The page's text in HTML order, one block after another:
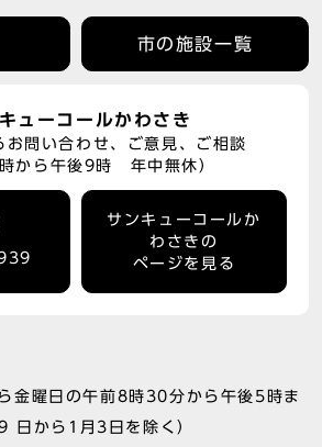
市の施設一覧
ューコールかわさき
お問い合わせ、ご意見、ご相談
時から午後9時 年中無休）
サンキューコールか
わさきの
ページを見る
金曜日の午前8時30分から午後5時ま
日から1月3日を除く）